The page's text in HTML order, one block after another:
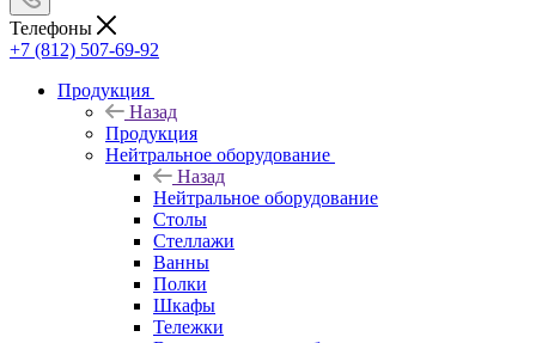
Телефоны
+7 (812) 507-69-92
Продукция
Назад
Продукция
Нейтральное оборудование
Назад
Нейтральное оборудование
Столы
Стеллажи
Ванны
Полки
Шкафы
Тележки